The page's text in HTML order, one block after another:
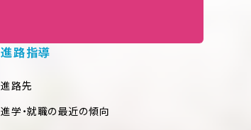
進路指導
進路先
進学・就職の最近の傾向